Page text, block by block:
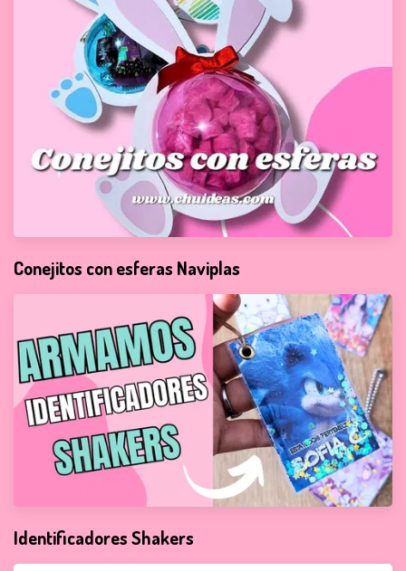
Conejitos con esferas Naviplas
Identificadores Shakers